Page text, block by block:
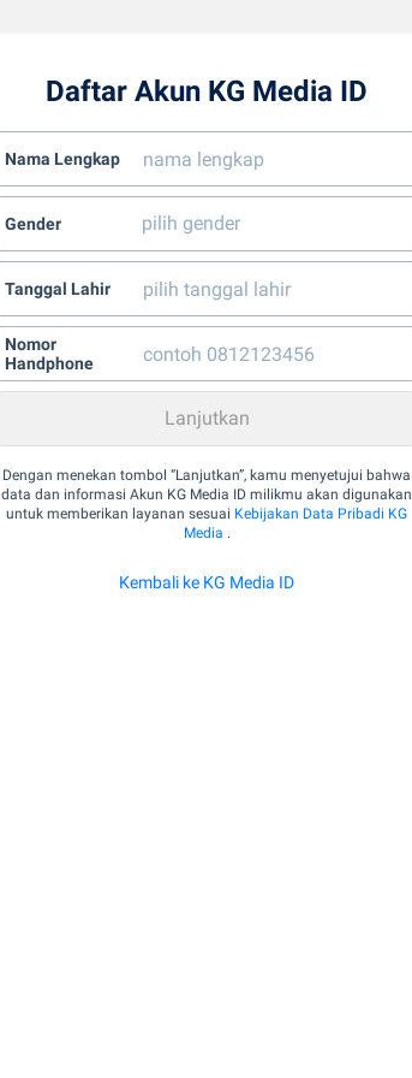
Daftar Akun KG Media ID
Nama Lengkap
Gender
Tanggal Lahir
Nomor
Handphone
Dengan menekan tombol “Lanjutkan”, kamu menyetujui bahwa
data dan informasi Akun KG Media ID milikmu akan digunakan
untuk memberikan layanan sesuai Kebijakan Data Pribadi KG
Media .
Kembali ke KG Media ID